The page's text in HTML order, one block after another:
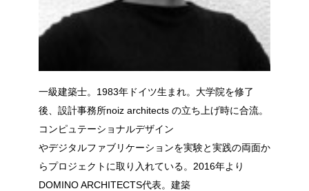
一級建築士。1983年ドイツ生まれ。大学院を修了
後、設計事務所noiz architects の立ち上げ時に合流。
コンピュテーショナルデザイン
やデジタルファブリケーションを実験と実践の両面か
らプロジェクトに取り入れている。2016年より
DOMINO ARCHITECTS代表。建築